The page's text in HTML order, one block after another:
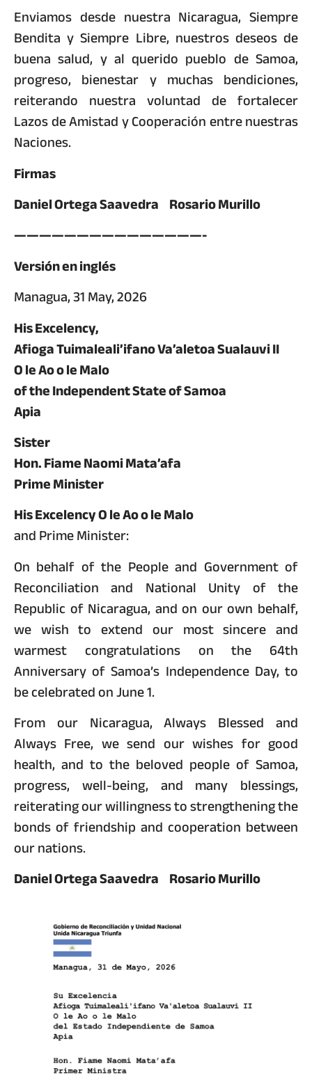
Enviamos desde nuestra Nicaragua, Siempre
Bendita y Siempre Libre, nuestros deseos de
buena salud, y al querido pueblo de Samoa,
progreso, bienestar y muchas bendiciones,
reiterando nuestra voluntad de fortalecer
Lazos de Amistad y Cooperación entre nuestras
Naciones.
Firmas
Daniel Ortega Saavedra Rosario Murillo
———————————————-
Versión en inglés
Managua, 31 May, 2026
His Excelency,
Afioga Tuimaleali’ifano Va’aletoa Sualauvi II
O le Ao o le Malo
of the Independent State of Samoa
Apia
Sister
Hon. Fiame Naomi Mata’afa
Prime Minister
His Excelency O le Ao o le Malo
and Prime Minister:
On behalf of the People and Government of
Reconciliation and National Unity of the
Republic of Nicaragua, and on our own behalf,
we wish to extend our most sincere and
warmest congratulations on the 64th
Anniversary of Samoa’s Independence Day, to
be celebrated on June 1.
From our Nicaragua, Always Blessed and
Always Free, we send our wishes for good
health, and to the beloved people of Samoa,
progress, well-being, and many blessings,
reiterating our willingness to strengthening the
bonds of friendship and cooperation between
our nations.
Daniel Ortega Saavedra Rosario Murillo